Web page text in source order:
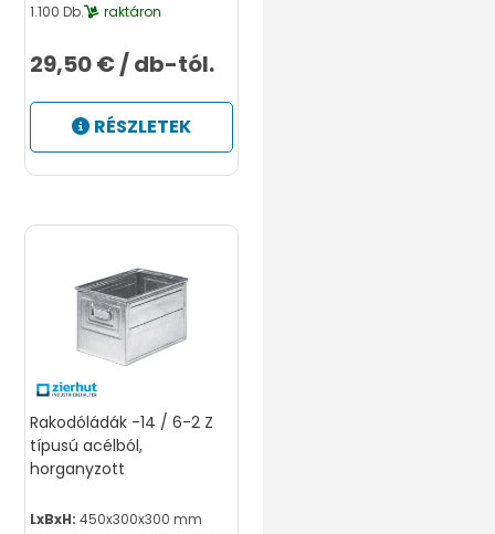
1.100 Db.
raktáron
29,50 € / db-tól.
RÉSZLETEK
Rakodóládák -14 / 6-2 Z
típusú acélból,
horganyzott
LxBxH: 450x300x300 mm